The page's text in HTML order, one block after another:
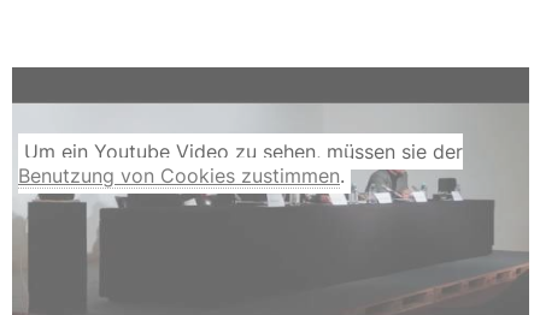
Um ein Youtube Video zu sehen, müssen sie der
Benutzung von Cookies zustimmen.